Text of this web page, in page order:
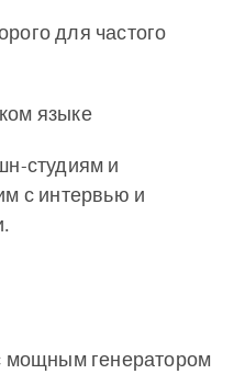
для частого
языке
студиям и
с интервью и
мощным генератором